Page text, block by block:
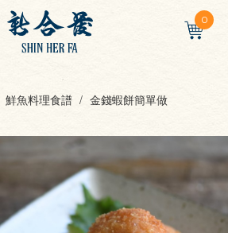
0
鮮魚料理食譜 金錢蝦餅簡單做